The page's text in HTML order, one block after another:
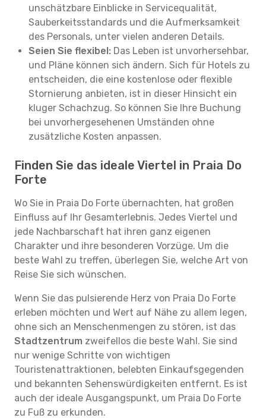
unschätzbare Einblicke in Servicequalität,
Sauberkeitsstandards und die Aufmerksamkeit
des Personals, unter vielen anderen Details.
Seien Sie flexibel: Das Leben ist unvorhersehbar,
und Pläne können sich ändern. Sich für Hotels zu
entscheiden, die eine kostenlose oder flexible
Stornierung anbieten, ist in dieser Hinsicht ein
kluger Schachzug. So können Sie Ihre Buchung
bei unvorhergesehenen Umständen ohne
zusätzliche Kosten anpassen.
Finden Sie das ideale Viertel in Praia Do
Forte
Wo Sie in Praia Do Forte übernachten, hat großen
Einfluss auf Ihr Gesamterlebnis. Jedes Viertel und
jede Nachbarschaft hat ihren ganz eigenen
Charakter und ihre besonderen Vorzüge. Um die
beste Wahl zu treffen, überlegen Sie, welche Art von
Reise Sie sich wünschen.
Wenn Sie das pulsierende Herz von Praia Do Forte
erleben möchten und Wert auf Nähe zu allem legen,
ohne sich an Menschenmengen zu stören, ist das
Stadtzentrum zweifellos die beste Wahl. Sie sind
nur wenige Schritte von wichtigen
Touristenattraktionen, belebten Einkaufsgegenden
und bekannten Sehenswürdigkeiten entfernt. Es ist
auch der ideale Ausgangspunkt, um Praia Do Forte
zu Fuß zu erkunden.